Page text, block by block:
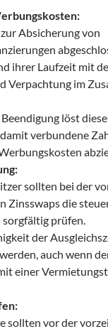
Absicherung von
ihrer Laufzeit mit
Verpachtung im
löst
verbundene
sollten bei der
Zinsswaps die
prüfen.
der
auch wenn
einer
sollten vor der